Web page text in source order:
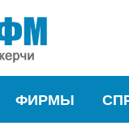
ФИРМЫ